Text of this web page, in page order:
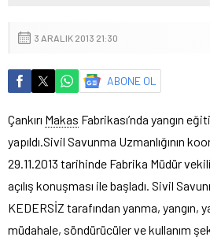
3 ARALIK 2013 21:30
ABONE OL
Çankırı Makas Fabrikası’nda yangın
yapıldı. Sivil Savunma Uzmanlığının
29.11.2013 tarihinde Fabrika Müdür
açılış konuşması ile başladı. Sivil
KEDERSİZ tarafından yanma, yangın,
müdahale, söndürücüler ve kullanım